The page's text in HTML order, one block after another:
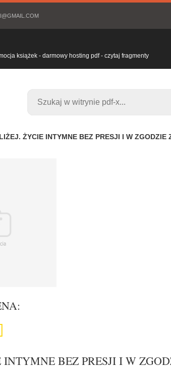
książek - darmowy hosting pdf - czytaj fragmenty
ŻYCIE INTYMNE BEZ PRESJI I W ZGODZIE
BEZ PRESJI I W